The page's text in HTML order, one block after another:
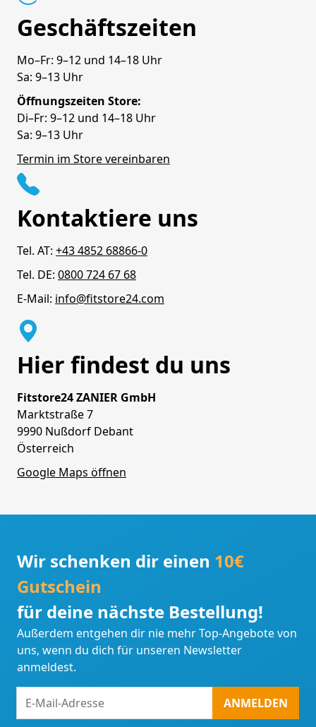
Geschäftszeiten
Mo–Fr: 9–12 und 14–18 Uhr
Sa: 9–13 Uhr
Öffnungszeiten Store:
Di–Fr: 9–12 und 14–18 Uhr
Sa: 9–13 Uhr
Termin im Store vereinbaren
Kontaktiere uns
Tel. AT: +43 4852 68866-0
Tel. DE: 0800 724 67 68
E-Mail: info@fitstore24.com
Hier findest du uns
Fitstore24 ZANIER GmbH
Marktstraße 7
9990 Nußdorf Debant
Österreich
Google Maps öffnen
Wir schenken dir einen 10€
Gutschein
für deine nächste Bestellung!
Außerdem entgehen dir nie mehr Top-Angebote von
uns, wenn du dich für unseren Newsletter
anmeldest.
Mail-
ANMELDEN